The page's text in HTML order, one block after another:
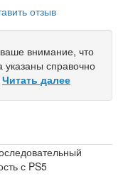
отзыв
внимание, что
указаны справочно
Читать далее
с PS5